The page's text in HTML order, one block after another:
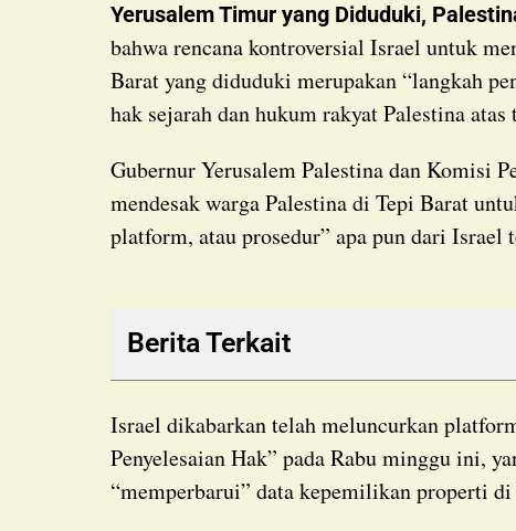
Yerusalem Timur yang Diduduki,
bahwa rencana kontroversial Israel untuk
Barat yang diduduki merupakan “langkah
hak sejarah dan hukum rakyat Palestina
Gubernur Yerusalem Palestina dan Komisi Perlawanan Tembok dan Kolonisasi (CRRC) telah
mendesak warga Palestina di Tepi Barat
platform, atau prosedur” apa pun dari Israel
Berita Terkait
Israel dikabarkan telah meluncurkan platform daring bernama “Pendaftaran Tanah dan
Penyelesaian Hak” pada Rabu minggu ini,
“memperbarui” data kepemilikan properti